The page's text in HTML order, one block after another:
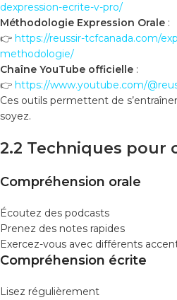
dexpression-ecrite-v-pro/
Méthodologie Expression Orale :
👉 https://reussir-tcfcanada.com/
methodologie/
Chaîne YouTube officielle :
👉 https://www.youtube.com/
Ces outils permettent de
soyez.
2.2 Techniques pour
Compréhension orale
Écoutez des podcasts
Prenez des notes rapides
Exercez-vous avec différents
Compréhension écrite
Lisez régulièrement